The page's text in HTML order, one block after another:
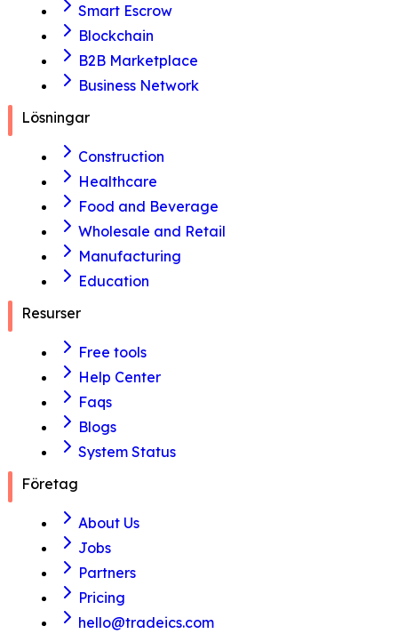
Smart Escrow
Blockchain
B2B Marketplace
Business Network
Lösningar
Construction
Healthcare
Food and Beverage
Wholesale and Retail
Manufacturing
Education
Resurser
Free tools
Help Center
Faqs
Blogs
System Status
Företag
About Us
Jobs
Partners
Pricing
hello@tradeics.com